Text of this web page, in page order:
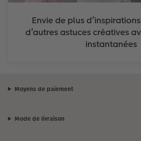
Envie de plus
d’autres astuces créatives
instantanées
Moyens de paiement
Mode de livraison